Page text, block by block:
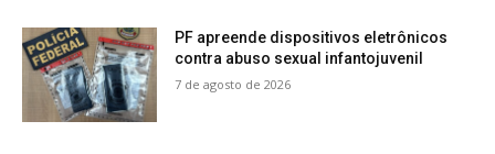
PF apreende dispositivos eletrônicos
contra abuso sexual infantojuvenil
7 de agosto de 2026